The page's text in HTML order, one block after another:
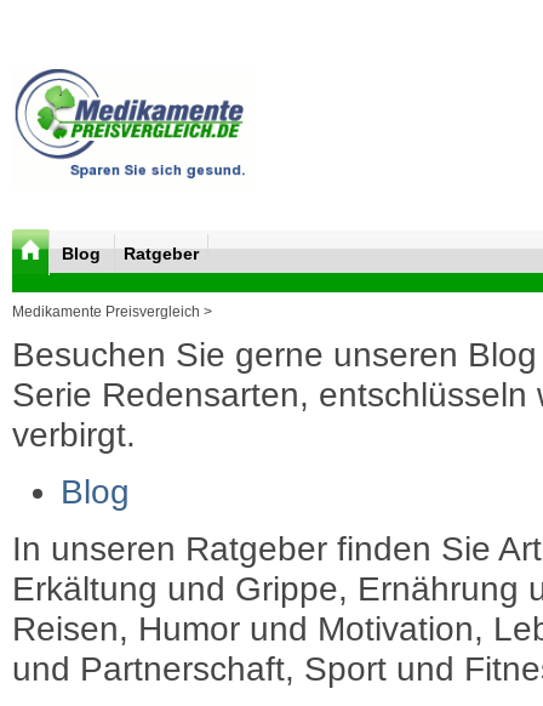
Blog Ratgeber
Medikamente Preisvergleich >
Besuchen Sie gerne unseren
Serie Redensarten, entschlüsseln
verbirgt.
Blog
In unseren Ratgeber finden Sie
Erkältung und Grippe, Ernährung
Reisen, Humor und Motivation,
und Partnerschaft, Sport und